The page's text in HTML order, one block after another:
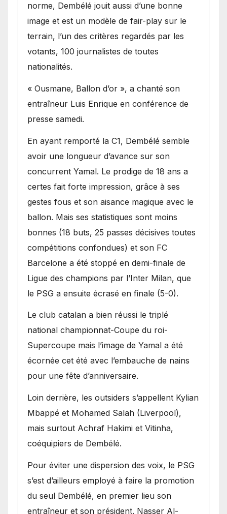
norme, Dembélé jouit aussi d’une bonne
image et est un modèle de fair-play sur le
terrain, l’un des critères regardés par les
votants, 100 journalistes de toutes
nationalités.
« Ousmane, Ballon d’or », a chanté son
entraîneur Luis Enrique en conférence de
presse samedi.
En ayant remporté la C1, Dembélé semble
avoir une longueur d’avance sur son
concurrent Yamal. Le prodige de 18 ans a
certes fait forte impression, grâce à ses
gestes fous et son aisance magique avec le
ballon. Mais ses statistiques sont moins
bonnes (18 buts, 25 passes décisives toutes
compétitions confondues) et son FC
Barcelone a été stoppé en demi-finale de
Ligue des champions par l’Inter Milan, que
le PSG a ensuite écrasé en finale (5-0).
Le club catalan a bien réussi le triplé
national championnat-Coupe du roi-
Supercoupe mais l’image de Yamal a été
écornée cet été avec l’embauche de nains
pour une fête d’anniversaire.
Loin derrière, les outsiders s’appellent Kylian
Mbappé et Mohamed Salah (Liverpool),
mais surtout Achraf Hakimi et Vitinha,
coéquipiers de Dembélé.
Pour éviter une dispersion des voix, le PSG
s’est d’ailleurs employé à faire la promotion
du seul Dembélé, en premier lieu son
entraîneur et son président. Nasser Al-